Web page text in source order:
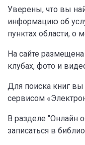
Уверены, что вы
информацию об
пунктах области, о
На сайте
клубах, фото и
Для поиска книг
сервисом
В разделе "Онлайн
записаться в